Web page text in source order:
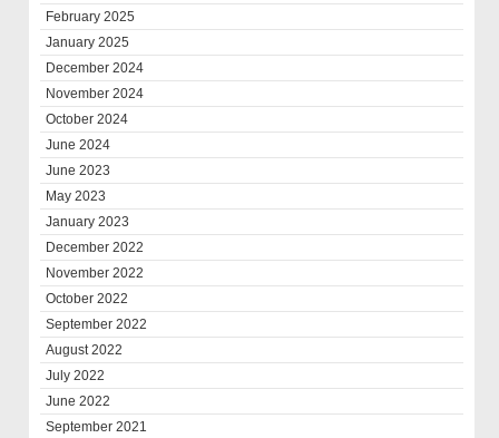
February 2025
January 2025
December 2024
November 2024
October 2024
June 2024
June 2023
May 2023
January 2023
December 2022
November 2022
October 2022
September 2022
August 2022
July 2022
June 2022
September 2021